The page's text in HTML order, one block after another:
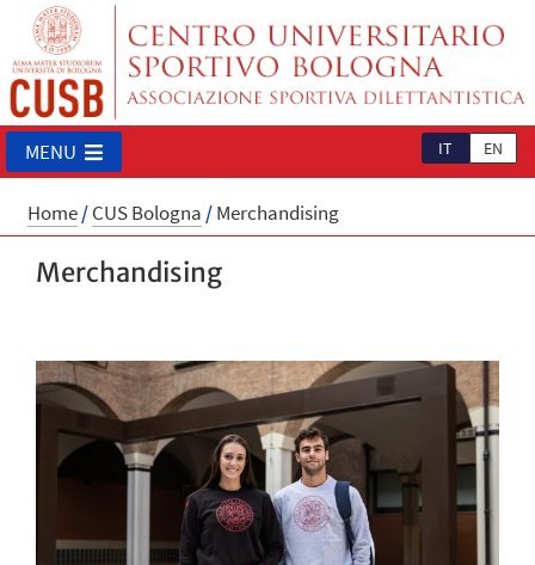
IT EN
MENU
Home/CUS Bologna /Merchandising
Merchandising